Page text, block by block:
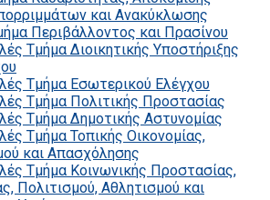
και Ανακύκλωσης
Περιβάλλοντος και Πρασίνου
Τμήμα Διοικητικής Υποστήριξης
Τμήμα Εσωτερικού Ελέγχου
Τμήμα Πολιτικής Προστασίας
Τμήμα Δημοτικής Αστυνομίας
Τμήμα Τοπικής Οικονομίας,
και Απασχόλησης
Τμήμα Κοινωνικής Προστασίας,
Πολιτισμού, Αθλητισμού και